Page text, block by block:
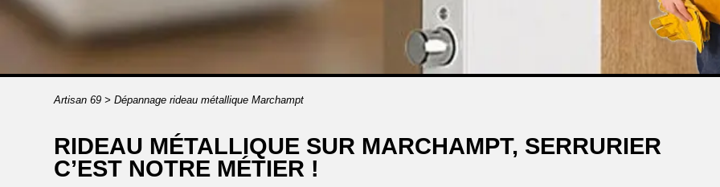
Artisan 69> Dépannage rideau métallique Marchampt
RIDEAU MÉTALLIQUE SUR MARCHAMPT, SERRURIER
C’EST NOTRE MÉTIER !